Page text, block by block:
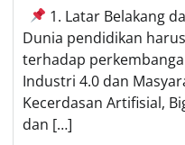
1. Latar Belakang
Dunia pendidikan
terhadap
Industri 4.0 dan
Kecerdasan Artifisial,
dan […]